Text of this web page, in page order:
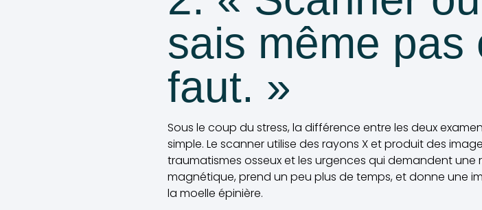
sais même pas
faut. »
Sous le coup du stress, la différence entre les deux
simple. Le scanner utilise des rayons X et produit des
traumatismes osseux et les urgences qui demandent une
magnétique, prend un peu plus de temps, et donne une
la moelle épinière.